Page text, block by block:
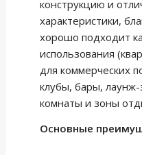
конструкцию и
характеристики,
хорошо подходит
использования
для коммерческих
клубы, бары,
комнаты и зоны
Основные